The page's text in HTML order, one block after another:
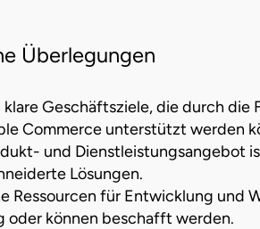
Überlegungen
klare Geschäftsziele, die durch die
Commerce unterstützt werden
und Dienstleistungsangebot
Lösungen.
Ressourcen für Entwicklung und
oder können beschafft werden.